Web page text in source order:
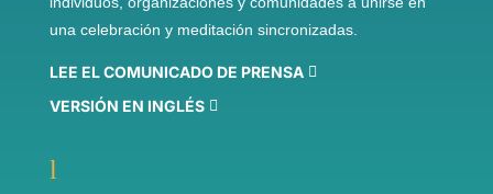
una celebración y meditación sincronizadas.
LEE EL COMUNICADO DE PRENSA
VERSIÓN EN INGLÉS
l